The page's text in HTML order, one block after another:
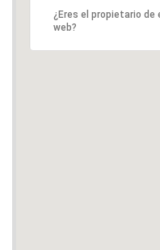
¿Eres el propietario
web?